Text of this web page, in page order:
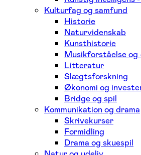
Kulturfag og samfund
Historie
Naturvidenskab
Kunsthistorie
Musikforståelse og
Litteratur
Slægtsforskning
Økonomi og
Bridge og spil
Kommunikation og drama
Skrivekurser
Formidling
Drama og skuespil